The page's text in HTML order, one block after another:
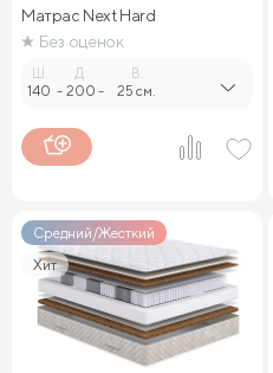
Матрас Next Hard
Без оценок
140 -
Д.
200 -
В.
25 см.
Средний/Жесткий
Хит